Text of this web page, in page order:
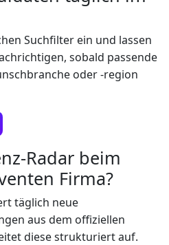
Suchfilter ein und lassen
sobald passende
oder -region
Radar beim
Firma?
täglich neue
aus dem offiziellen
diese strukturiert auf.